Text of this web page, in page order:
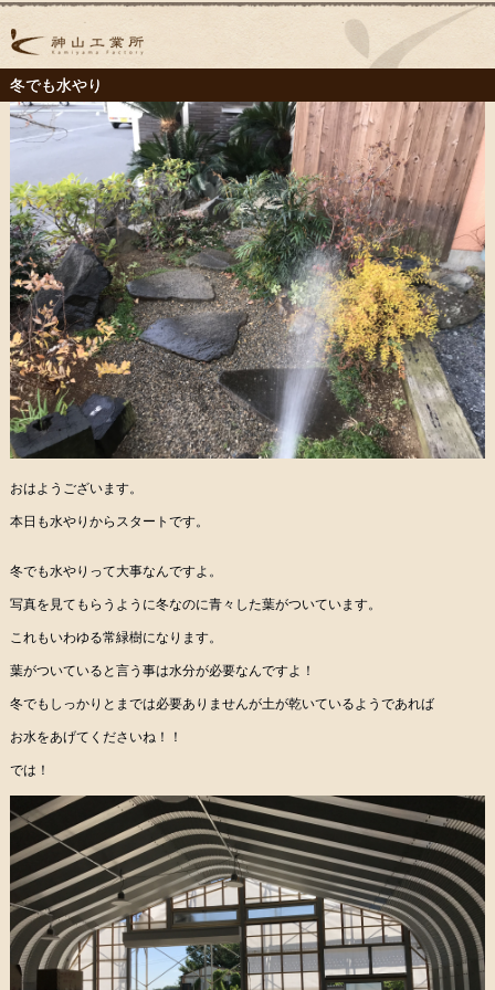
冬でも水やり
おはようございます。
本日も水やりからスタートです。
冬でも水やりって大事なんですよ。
写真を見てもらうように冬なのに青々した葉がついています。
これもいわゆる常緑樹になります。
葉がついていると言う事は水分が必要なんですよ！
冬でもしっかりとまでは必要ありませんが土が乾いているようであれば
お水をあげてくださいね！！
では！